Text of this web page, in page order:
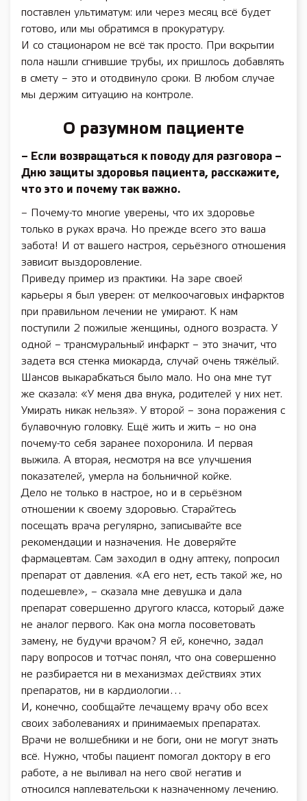
поставлен ультиматум: или через месяц всё будет
готово, или мы обратимся в прокуратуру.
И со стационаром не всё так просто. При вскрытии
пола нашли сгнившие трубы, их пришлось добавлять
в смету – это и отодвинуло сроки. В любом случае
мы держим ситуацию на контроле.
О разумном пациенте
– Если возвращаться к поводу для разговора –
Дню защиты здоровья пациента, расскажите,
что это и почему так важно.
– Почему-то многие уверены, что их здоровье
только в руках врача. Но прежде всего это ваша
забота! И от вашего настроя, серьёзного отношения
зависит выздоровление.
Приведу пример из практики. На заре своей
карьеры я был уверен: от мелкоочаговых инфарктов
при правильном лечении не умирают. К нам
поступили 2 пожилые женщины, одного возраста. У
одной – трансмуральный инфаркт – это значит, что
задета вся стенка миокарда, случай очень тяжёлый.
Шансов выкарабкаться было мало. Но она мне тут
же сказала: «У меня два внука, родителей у них нет.
Умирать никак нельзя». У второй – зона поражения с
булавочную головку. Ещё жить и жить – но она
почему-то себя заранее похоронила. И первая
выжила. А вторая, несмотря на все улучшения
показателей, умерла на больничной койке.
Дело не только в настрое, но и в серьёзном
отношении к своему здоровью. Старайтесь
посещать врача регулярно, записывайте все
рекомендации и назначения. Не доверяйте
фармацевтам. Сам заходил в одну аптеку, попросил
препарат от давления. «А его нет, есть такой же, но
подешевле», – сказала мне девушка и дала
препарат совершенно другого класса, который даже
не аналог первого. Как она могла посоветовать
замену, не будучи врачом? Я ей, конечно, задал
пару вопросов и тотчас понял, что она совершенно
не разбирается ни в механизмах действиях этих
препаратов, ни в кардиологии…
И, конечно, сообщайте лечащему врачу обо всех
своих заболеваниях и принимаемых препаратах.
Врачи не волшебники и не боги, они не могут знать
всё. Нужно, чтобы пациент помогал доктору в его
работе, а не выливал на него свой негатив и
относился наплевательски к назначенному лечению.